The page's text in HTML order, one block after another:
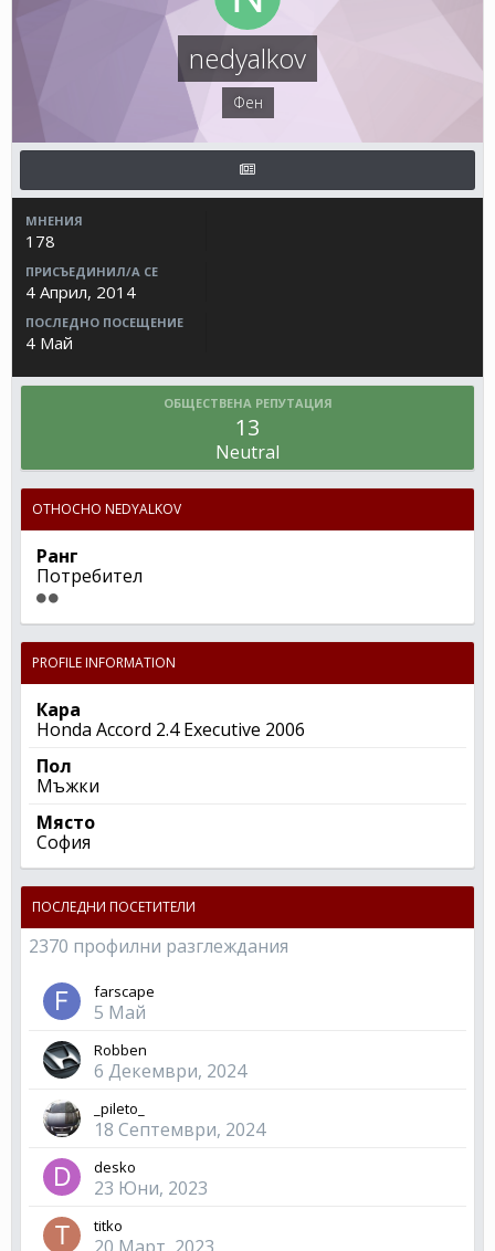
nedyalkov
Фен
МНЕНИЯ
178
ПРИСЪЕДИНИЛ/А СЕ
4 Април, 2014
ПОСЛЕДНО ПОСЕЩЕНИЕ
4 Май
ОБЩЕСТВЕНА РЕПУТАЦИЯ
13
Neutral
ОТНОСНО NEDYALKOV
Ранг
Потребител
PROFILE INFORMATION
Кара
Honda Accord 2.4 Executive 2006
Пол
Мъжки
Място
София
ПОСЛЕДНИ ПОСЕТИТЕЛИ
2370 профилни разглеждания
farscape
5 Май
Robben
6 Декември, 2024
_pileto_
18 Септември, 2024
desko
23 Юни, 2023
titko